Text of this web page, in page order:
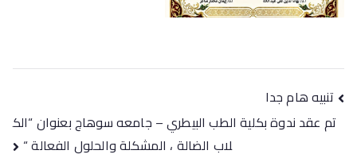
تنبيه هام جدا
تم عقد ندوة بكلية الطب البيطري – جامعه سوهاج بعنوان “الك
لاب الضالة ، المشكلة والحلول الفعالة “